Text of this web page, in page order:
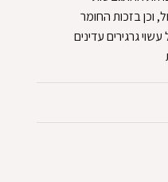
וכן בזכות החומר
גרגירים עדינים